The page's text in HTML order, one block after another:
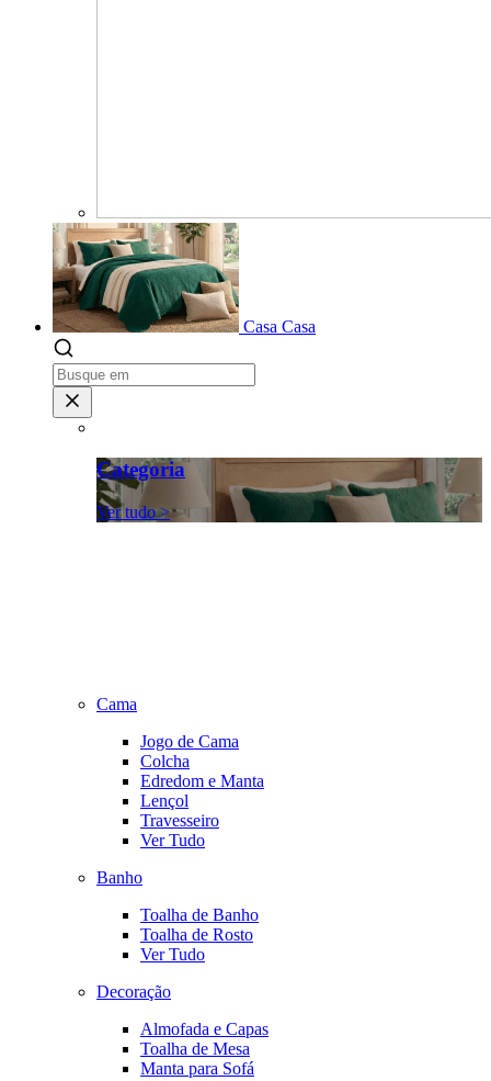
Casa Casa
Categoria
Ver tudo >
Cama
Jogo de Cama
Colcha
Edredom e Manta
Lençol
Travesseiro
Ver Tudo
Banho
Toalha de Banho
Toalha de Rosto
Ver Tudo
Decoração
Almofada e Capas
Toalha de Mesa
Manta para Sofá